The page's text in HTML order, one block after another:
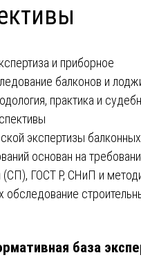
экспертизы балконных
основан на
(СП), ГОСТ Р, СНиП и
база